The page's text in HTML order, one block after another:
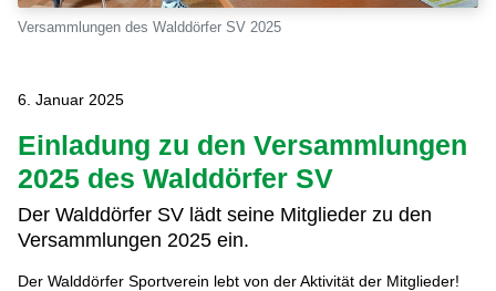
Versammlungen des Walddörfer SV 2025
6. Januar 2025
Einladung zu den Versammlungen
2025 des Walddörfer SV
Der Walddörfer SV lädt seine Mitglieder zu den
Versammlungen 2025 ein.
Der Walddörfer Sportverein lebt von der Aktivität der Mitglieder!